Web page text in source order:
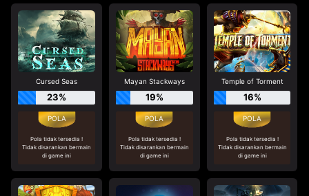
Cursed Seas
23%
Pola tidak tersedia !
Tidak disarankan bermain
di game ini
Mayan Stackways
19%
Pola tidak tersedia !
Tidak disarankan bermain
di game ini
Temple of Torment
16%
Pola tidak tersedia !
Tidak disarankan bermain
di game ini